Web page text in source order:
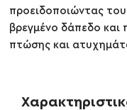
προειδοποιώντας
βρεγμένο δάπεδο και
πτώσης και